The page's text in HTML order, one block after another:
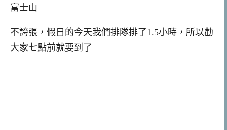
富士山
不誇張，假日的今天我們排隊排了1.5小時，所以勸
大家七點前就要到了